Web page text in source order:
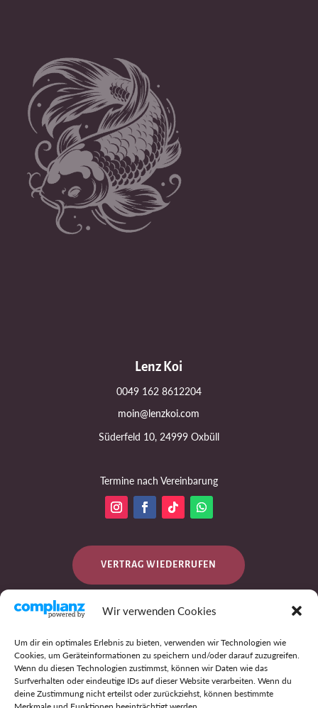
Wir verwenden Cookies
Um dir ein optimales Erlebnis zu bieten, verwenden wir Technologien wie
Cookies, um Geräteinformationen zu speichern und/oder darauf zuzugreifen.
Wenn du diesen Technologien zustimmst, können wir Daten wie das
Surfverhalten oder eindeutige IDs auf dieser Website verarbeiten. Wenn du
deine Zustimmung nicht erteilst oder zurückziehst, können bestimmte
Lenz Koi
0049 162 8612204
moin@lenzkoi.com
Süderfeld 10, 24999 Oxbüll
Termine nach Vereinbarung
VERTRAG WIEDERRUFEN
IMPRESSUM